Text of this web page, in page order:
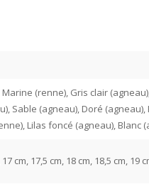
(renne), Gris clair
Sable (agneau), Doré
Lilas foncé (agneau), Blanc
cm, 17,5 cm, 18 cm, 18,5 cm, 19